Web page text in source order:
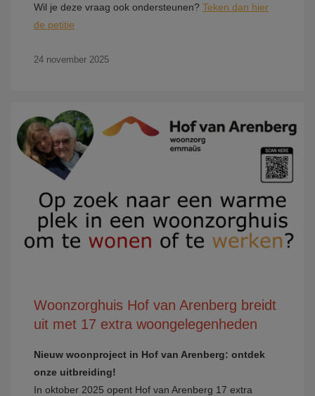
Wil je deze vraag ook ondersteunen? Teken dan hier
de petitie
24 november 2025
Woonzorghuis Hof van Arenberg breidt
uit met 17 extra woongelegenheden
Nieuw woonproject in Hof van Arenberg: ontdek
onze uitbreiding!
In oktober 2025 opent Hof van Arenberg 17 extra